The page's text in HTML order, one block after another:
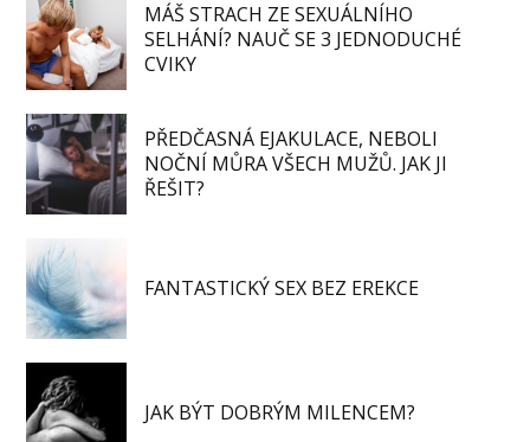
MÁŠ STRACH ZE SEXUÁLNÍHO
SELHÁNÍ? NAUČ SE 3 JEDNODUCHÉ
CVIKY
PŘEDČASNÁ EJAKULACE, NEBOLI
NOČNÍ MŮRA VŠECH MUŽŮ. JAK JI
ŘEŠIT?
FANTASTICKÝ SEX BEZ EREKCE
JAK BÝT DOBRÝM MILENCEM?